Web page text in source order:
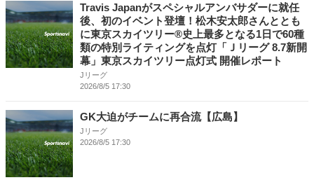
Travis Japanがスペシャルアンバサダーに就任
後、初のイベント登壇！松木安太郎さんととも
に東京スカイツリー®史上最多となる1日で60種
類の特別ライティングを点灯「Ｊリーグ 8.7新開
幕」東京スカイツリー点灯式 開催レポート
Jリーグ
2026/8/5 17:30
GK大迫がチームに再合流【広島】
Jリーグ
2026/8/5 17:30